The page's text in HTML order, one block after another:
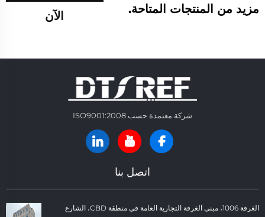
مزيد من المنتجات المتاحة.
الآن
شركة معتمدة حسب ISO9001:2008
اتصل بنا
الغرفة 1006، مبنى الغرفة التجارية العامة في منطقة CBD، الشارع